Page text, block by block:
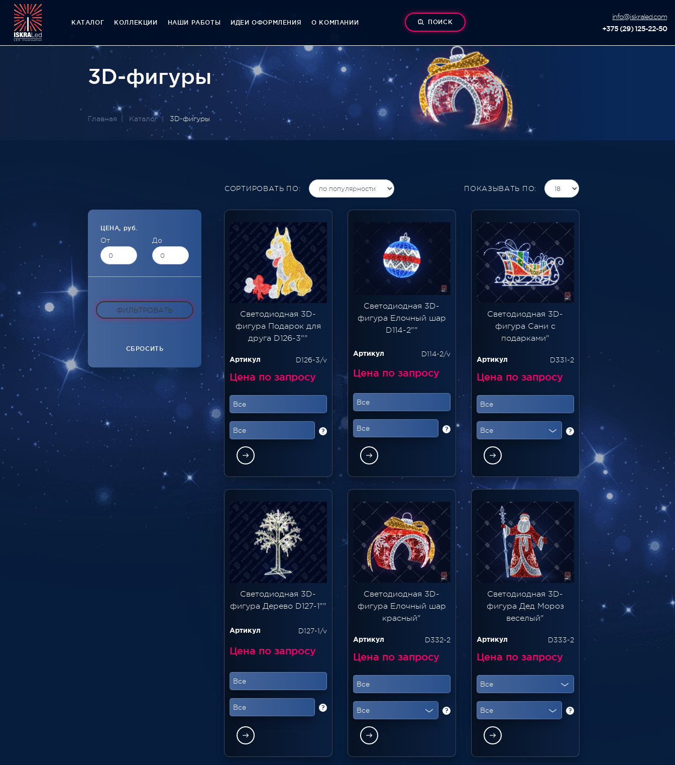
КАТАЛОГ КОЛЛЕКЦИИ НАШИ РАБОТЫ ИДЕИ ОФОРМЛЕНИЯ О КОМПАНИИ ПОИСК
info@iskraled.com
+375 (29) 125-22-50
3D-фигуры
Главная Каталог 3D-фигуры
СОРТИРОВАТЬ ПО: ПОКАЗЫВАТЬ ПО:
ЦЕНА, руб.
От До
CБРОСИТЬ
Светодиодная 3D-
фигура Подарок для
друга D126-3""
Артикул D126-3/v
Цена по запросу
Все
?
Все
Светодиодная 3D-
фигура Елочный шар
D114-2""
Артикул D114-2/v
Цена по запросу
Все
?
Все
Светодиодная 3D-
фигура Сани с
подарками"
Артикул D331-2
Цена по запросу
Все
?
Все
Светодиодная 3D-
фигура Дерево D127-1""
Артикул D127-1/v
Цена по запросу
Все
?
Все
Светодиодная 3D-
фигура Елочный шар
красный"
Артикул D332-2
Цена по запросу
Все
?
Все
Светодиодная 3D-
фигура Дед Мороз
веселый"
Артикул D333-2
Цена по запросу
Все
?
Все